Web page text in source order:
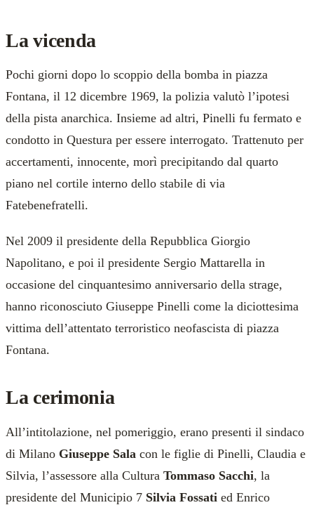
La vicenda
Pochi giorni dopo lo scoppio della bomba in piazza
Fontana, il 12 dicembre 1969, la polizia valutò l’ipotesi
della pista anarchica. Insieme ad altri, Pinelli fu fermato e
condotto in Questura per essere interrogato. Trattenuto per
accertamenti, innocente, morì precipitando dal quarto
piano nel cortile interno dello stabile di via
Fatebenefratelli.
Nel 2009 il presidente della Repubblica Giorgio
Napolitano, e poi il presidente Sergio Mattarella in
occasione del cinquantesimo anniversario della strage,
hanno riconosciuto Giuseppe Pinelli come la diciottesima
vittima dell’attentato terroristico neofascista di piazza
Fontana.
La cerimonia
All’intitolazione, nel pomeriggio, erano presenti il sindaco
di Milano Giuseppe Sala con le figlie di Pinelli, Claudia e
Silvia, l’assessore alla Cultura Tommaso Sacchi, la
presidente del Municipio 7 Silvia Fossati ed Enrico